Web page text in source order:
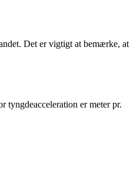
Det er vigtigt at bemærke, at
tyngdeacceleration er meter pr.